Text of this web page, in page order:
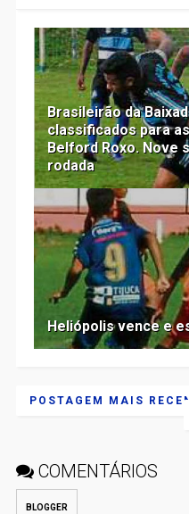
Brasileirão da
classificados para
Belford Roxo. Nove
rodada
Heliópolis vence e
POSTAGEM MAIS
COMENTÁRIOS
BLOGGER